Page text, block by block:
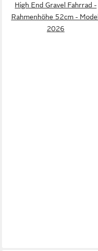
High End Gravel Fahrrad -
Rahmenhöhe 52cm - Modell
2026